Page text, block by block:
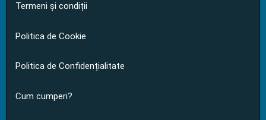
Termeni și condiții
Politica de Cookie
Politica de Confidențialitate
Cum cumperi?